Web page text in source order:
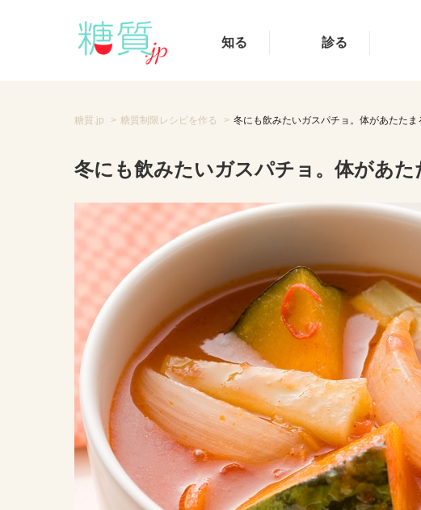
知る 診る
糖質.jp 糖質制限レシピを作る 冬にも飲みたいガスパチョ。体があたたま
冬にも飲みたいガスパチョ。体があ